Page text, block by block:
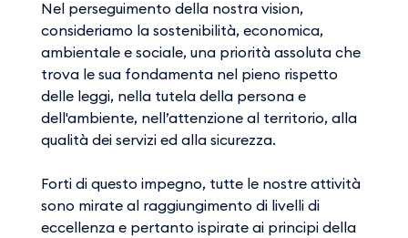
Nel perseguimento della nostra vision,
consideriamo la sostenibilità, economica,
ambientale e sociale, una priorità assoluta che
trova le sua fondamenta nel pieno rispetto
delle leggi, nella tutela della persona e
dell'ambiente, nell’attenzione al territorio, alla
qualità dei servizi ed alla sicurezza.
Forti di questo impegno, tutte le nostre attività
sono mirate al raggiungimento di livelli di
eccellenza e pertanto ispirate ai principi della